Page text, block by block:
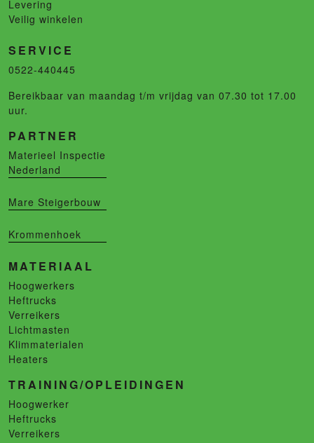
MATERIAAL
Hoogwerkers
Heftrucks
Verreikers
Lichtmasten
Klimmaterialen
Heaters
Levering
Veilig winkelen
SERVICE
0522-440445
Bereikbaar van maandag t/m vrijdag van 07.30 tot 17.00
uur.
PARTNER
Materieel Inspectie
Nederland
Mare Steigerbouw
Krommenhoek
TRAINING/OPLEIDINGEN
Hoogwerker
Heftrucks
Verreikers